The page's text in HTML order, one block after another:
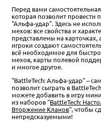
Перед вами
которая позволит
"Альфа-удар". Здесь не
мехов: все свойства и
представлены на
игроки создают
всё необходимое для
мехов, карты полевой
и многое другое.
"BattleTech: Альфа-удар" –
позволит сыграть в
можете добавить в игру
из наборов "BattleTech:
Вторжение Кланов", чтобы
непредсказуемыми!